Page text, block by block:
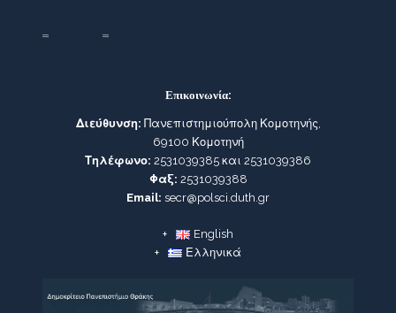
Επικοινωνία:
Διεύθυνση: Πανεπιστημιούπολη Κομοτηνής,
69100 Κομοτηνή
Τηλέφωνο: 2531039385 και 2531039386
Φαξ: 2531039388
Email: secr@polsci.duth.gr
English
Ελληνικά